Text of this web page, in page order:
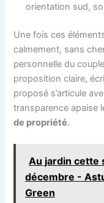
orientation sud,
Une fois ces
calmement, sans
personnelle du
proposition claire,
proposé s’articule
transparence apaise
de propriété.
Au jardin cette
décembre -
Green